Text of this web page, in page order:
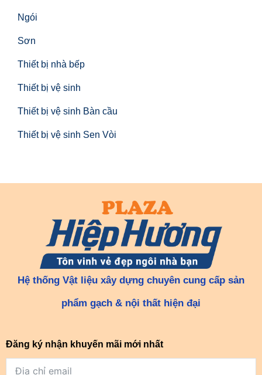
Ngói
Sơn
Thiết bị nhà bếp
Thiết bị vệ sinh
Thiết bị vệ sinh Bàn cầu
Thiết bị vệ sinh Sen Vòi
Hệ thống Vật liệu xây dựng chuyên cung cấp sản
phẩm gạch & nội thất hiện đại
Đăng ký nhận khuyến mãi mới nhất